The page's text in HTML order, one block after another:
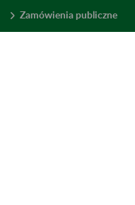
Zamówienia publiczne